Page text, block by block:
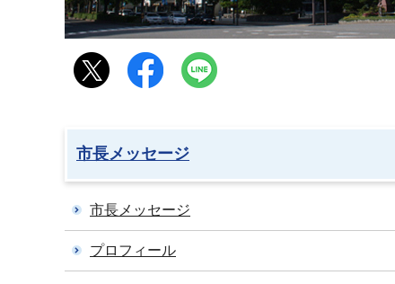
市長メッセージ
市長メッセージ
プロフィール